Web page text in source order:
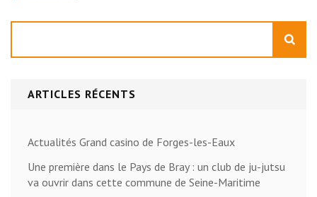
ARTICLES RÉCENTS
Actualités Grand casino de Forges-les-Eaux
Une première dans le Pays de Bray : un club de ju-jutsu
va ouvrir dans cette commune de Seine-Maritime